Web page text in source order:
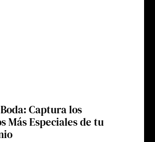
Captura los
Más Especiales de tu